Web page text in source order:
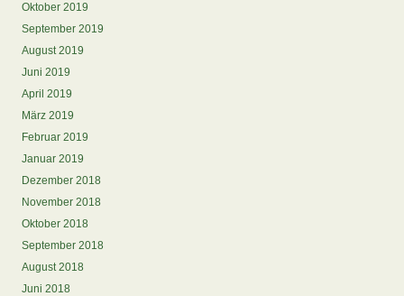
Oktober 2019
September 2019
August 2019
Juni 2019
April 2019
März 2019
Februar 2019
Januar 2019
Dezember 2018
November 2018
Oktober 2018
September 2018
August 2018
Juni 2018